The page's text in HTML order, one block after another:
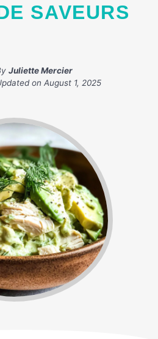
SAVEURS
Juliette Mercier
on August 1, 2025